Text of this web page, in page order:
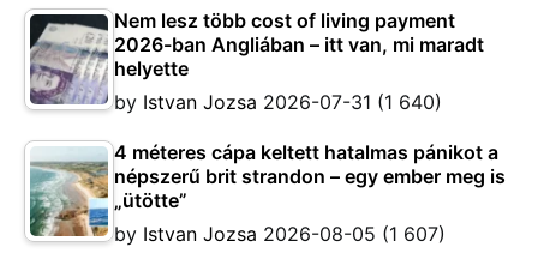
Nem lesz több cost of living payment
2026-ban Angliában – itt van, mi maradt
helyette
by Istvan Jozsa 2026-07-31 (1 640)
4 méteres cápa keltett hatalmas pánikot a
népszerű brit strandon – egy ember meg is
„ütötte”
by Istvan Jozsa 2026-08-05 (1 607)